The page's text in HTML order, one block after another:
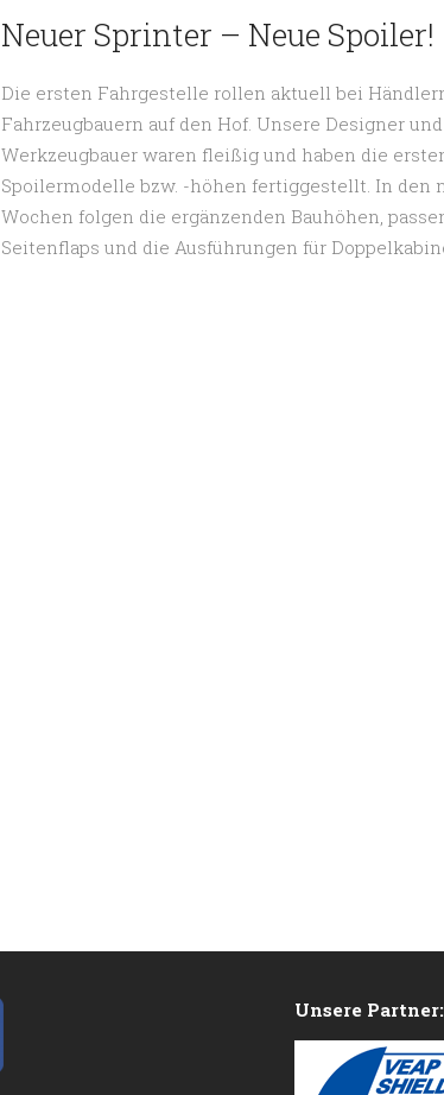
Neuer Sprinter – Neue Spoiler!
Die ersten Fahrgestelle rollen aktuell bei
Fahrzeugbauern auf den Hof. Unsere Designer und
Werkzeugbauer waren fleißig und haben die
Spoilermodelle bzw. -höhen fertiggestellt. In den
Wochen folgen die ergänzenden Bauhöhen,
Seitenflaps und die Ausführungen für
Unsere Partner: